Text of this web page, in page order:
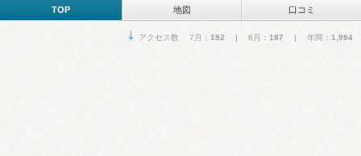
TOP 地図 口コミ
アクセス数 7月： 152 | 6月： 187 | 年間： 1,994